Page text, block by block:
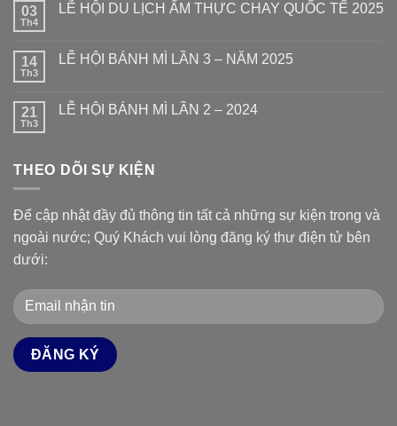
03
Th4
LỄ HỘI DU LỊCH ẨM THỰC CHAY QUỐC TẾ 2025
14
Th3
LỄ HỘI BÁNH MÌ LẦN 3 – NĂM 2025
21
Th3
LỄ HỘI BÁNH MÌ LẦN 2 – 2024
THEO DÕI SỰ KIỆN
Để cập nhật đầy đủ thông tin tất cả những sự kiện trong và
ngoài nước; Quý Khách vui lòng đăng ký thư điện tử bên
dưới: